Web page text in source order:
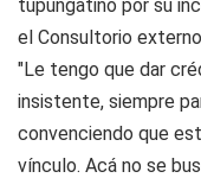
tupungatino por su
el Consultorio
"Le tengo que dar
insistente, siempre
convenciendo que
vínculo. Acá no se